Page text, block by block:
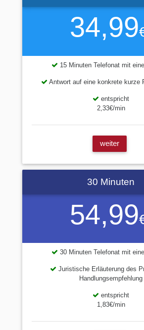
34,99
15 Minuten Telefonat mit
Antwort auf eine konkrete kurze
entspricht
2,33€/min
weiter
54,99
30 Minuten
30 Minuten Telefonat mit
Juristische Erläuterung des
Handlungsempfehlung
entspricht
1,83€/min